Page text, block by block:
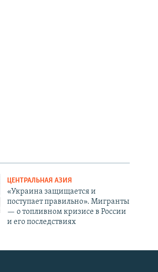
ЦЕНТРАЛЬНАЯ АЗИЯ
«Украина защищается и
поступает правильно». Мигранты
— о топливном кризисе в России
и его последствиях